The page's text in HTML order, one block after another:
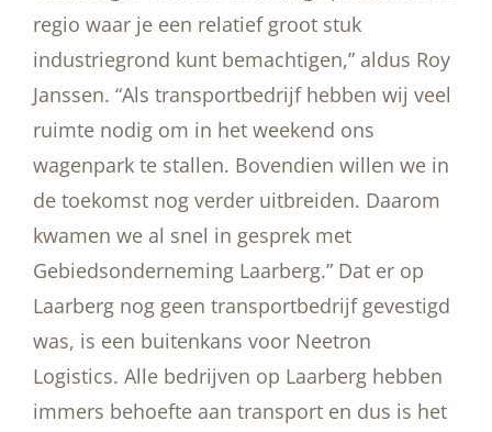
regio waar je een relatief groot stuk
industriegrond kunt bemachtigen,” aldus Roy
Janssen. “Als transportbedrijf hebben wij veel
ruimte nodig om in het weekend ons
wagenpark te stallen. Bovendien willen we in
de toekomst nog verder uitbreiden. Daarom
kwamen we al snel in gesprek met
Gebiedsonderneming Laarberg.” Dat er op
Laarberg nog geen transportbedrijf gevestigd
was, is een buitenkans voor Neetron
Logistics. Alle bedrijven op Laarberg hebben
immers behoefte aan transport en dus is het